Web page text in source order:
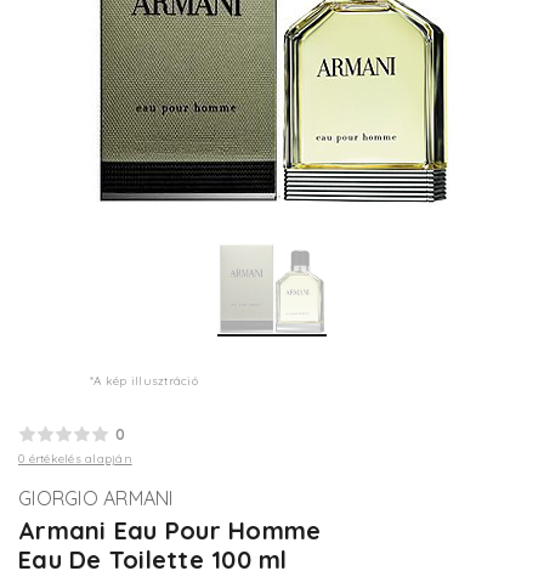
*A kép illusztráció
0
0 értékelés alapján
GIORGIO ARMANI
Armani Eau Pour Homme
Eau De Toilette 100 ml